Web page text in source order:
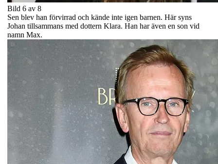
Bild 6 av 8
Sen blev han förvirrad och kände inte igen barnen. Här syns
Johan tillsammans med dottern Klara. Han har även en son vid
namn Max.